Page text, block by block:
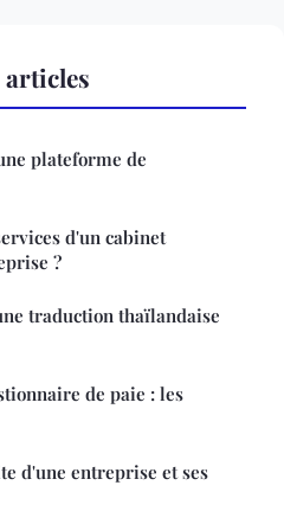
plateforme de
d'un cabinet
?
traduction thaïlandaise
de paie : les
d'une entreprise et ses